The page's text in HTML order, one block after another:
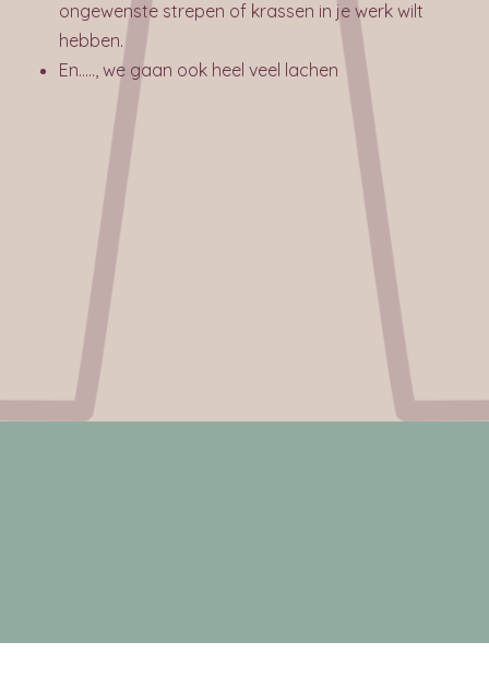
ongewenste strepen of krassen in je werk wilt
hebben.
En….., we gaan ook heel veel lachen